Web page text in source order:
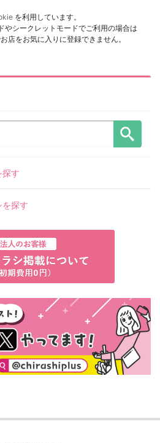
を利用しています。
やシークレットモードでご利用の場合は
店をお気に入りに登録できません。
探す
を探す